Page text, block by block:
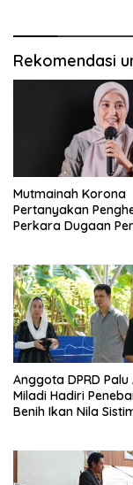
Rekomendasi
Mutmainah Korona
Pertanyakan
Perkara Dugaan
Anggota DPRD
Miladi Hadiri
Benih Ikan Nila